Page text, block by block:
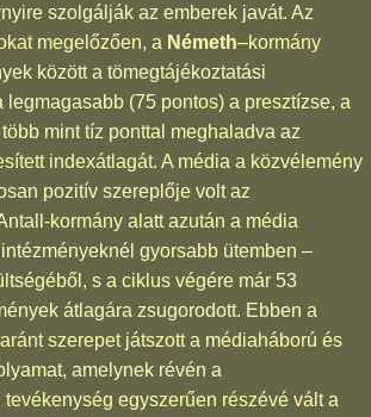
szolgálják az emberek javát. Az
megelőzően, a Németh–kormány
között a tömegtájékoztatási
legmagasabb (75 pontos) a presztízse, a
mint tíz ponttal meghaladva az
indexátlagát. A média a közvélemény
pozitív szereplője volt az
kormány alatt azután a média
gyorsabb ütemben –
s a ciklus végére már 53
átlagára zsugorodott. Ebben a
szerepet játszott a médiaháború és
amelynek révén a
egyszerűen részévé vált a